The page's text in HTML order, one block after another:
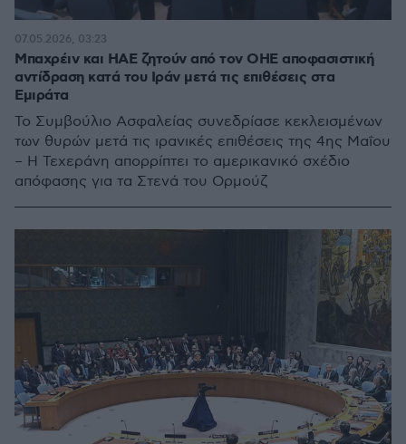
Μπαχρέιν και ΗΑΕ ζητούν από τον ΟΗΕ αποφασιστική
αντίδραση κατά του Ιράν μετά τις επιθέσεις στα
Εμιράτα
Το Συμβούλιο Ασφαλείας συνεδρίασε κεκλεισμένων
των θυρών μετά τις ιρανικές επιθέσεις της 4ης Μαΐου
– Η Τεχεράνη απορρίπτει το αμερικανικό σχέδιο
απόφασης για τα Στενά του Ορμούζ
07.05.2026, 03:23